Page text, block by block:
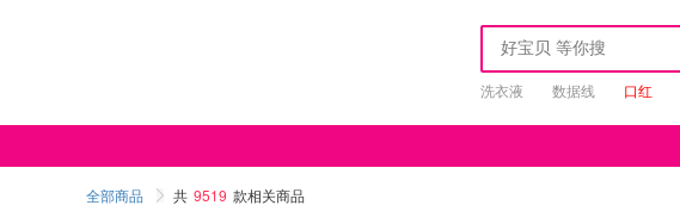
洗衣液 数据线 口红
全部商品 共 9519 款相关商品